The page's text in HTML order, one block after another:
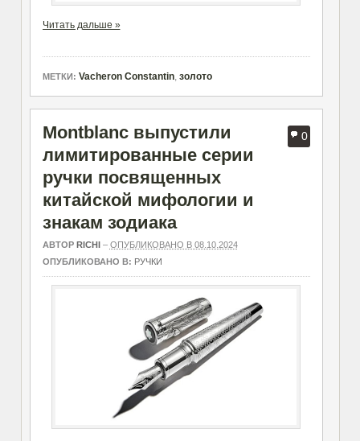
Читать дальше »
МЕТКИ: Vacheron Constantin, золото
0
Montblanc выпустили
лимитированные серии
ручки посвященных
китайской мифологии и
знакам зодиака
АВТОР RICHI– ОПУБЛИКОВАНО В 08.10.2024
ОПУБЛИКОВАНО В: РУЧКИ